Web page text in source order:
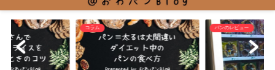
パンのレビュー モーニ